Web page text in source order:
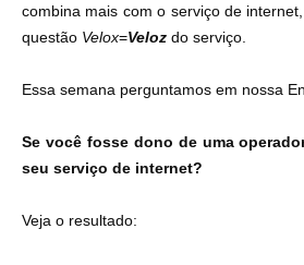
combina mais com o serviço de
questão Velox=Veloz do serviço.
Essa semana perguntamos em nossa
Se você fosse dono de uma
seu serviço de internet?
Veja o resultado: